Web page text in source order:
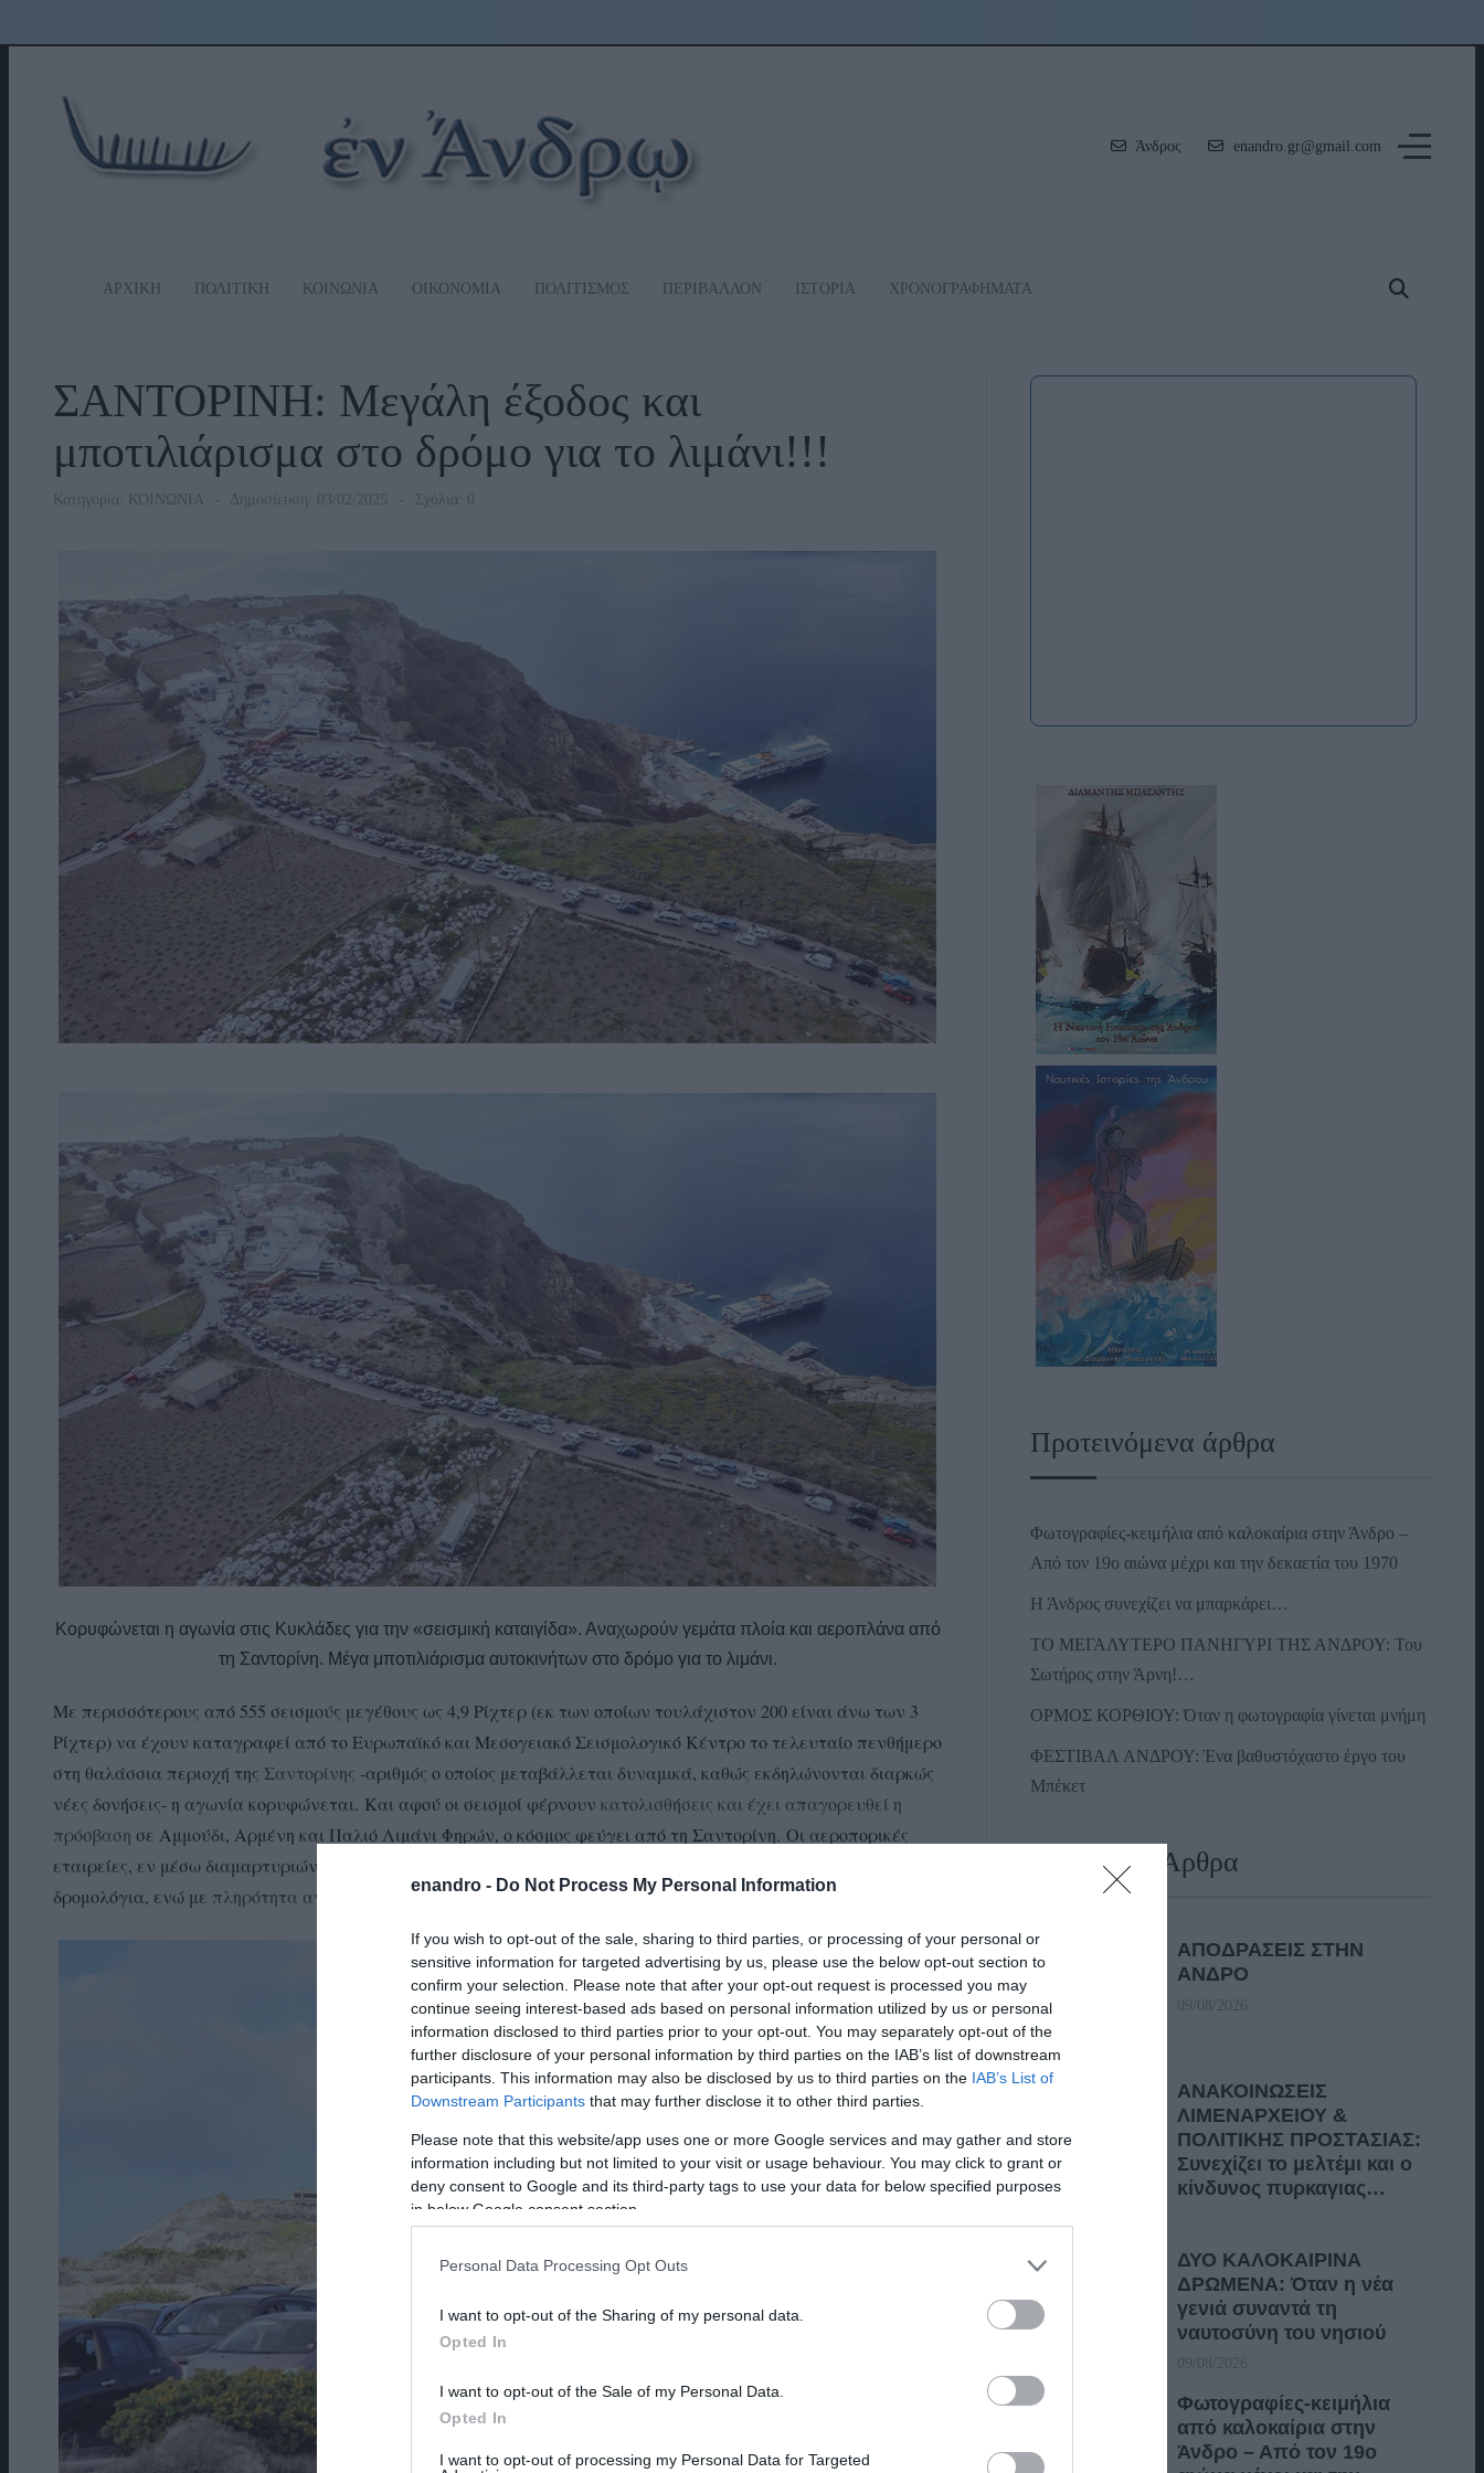
enandro - Do Not Process My Personal Information
If you wish to opt-out of the sale, sharing to third parties, or processing of your personal or
sensitive information for targeted advertising by us, please use the below opt-out section to
confirm your selection. Please note that after your opt-out request is processed you may
continue seeing interest-based ads based on personal information utilized by us or personal
information disclosed to third parties prior to your opt-out. You may separately opt-out of the
further disclosure of your personal information by third parties on the IAB’s list of downstream
participants. This information may also be disclosed by us to third parties on the IAB’s List of
Downstream Participants that may further disclose it to other third parties.
Please note that this website/app uses one or more Google services and may gather and store
information including but not limited to your visit or usage behaviour. You may click to grant or
deny consent to Google and its third-party tags to use your data for below specified purposes
in below Google consent section.
Personal Data Processing Opt Outs
I want to opt-out of the Sharing of my personal data.
Opted In
I want to opt-out of the Sale of my Personal Data.
Opted In
I want to opt-out of processing my Personal Data for Targeted
Άνδρος enandro.gr@gmail.com
ΑΡΧΙΚΗ ΠΟΛΙΤΙΚΗ ΚΟΙΝΩΝΙΑ ΟΙΚΟΝΟΜΙΑ ΠΟΛΙΤΙΣΜΟΣ ΠΕΡΙΒΑΛΛΟΝ ΙΣΤΟΡΙΑ ΧΡΟΝΟΓΡΑΦΗΜΑΤΑ
ΣΑΝΤΟΡΙΝΗ: Μεγάλη έξοδος και
μποτιλιάρισμα στο δρόμο για το λιμάνι!!!
Κατηγορία: ΚΟΙΝΩΝΙΑ Δημοσίευση: 03/02/2025 Σχόλια: 0
Κορυφώνεται η αγωνία στις Κυκλάδες για την «σεισμική καταιγίδα». Αναχωρούν γεμάτα πλοία και αεροπλάνα από
τη Σαντορίνη. Μέγα μποτιλιάρισμα αυτοκινήτων στο δρόμο για το λιμάνι.
Με περισσότερους από 555 σεισμούς μεγέθους ως 4,9 Ρίχτερ (εκ των οποίων τουλάχιστον 200 είναι άνω των 3
Ρίχτερ) να έχουν καταγραφεί από το Ευρωπαϊκό και Μεσογειακό Σεισμολογικό Κέντρο το τελευταίο πενθήμερο
στη θαλάσσια περιοχή της Σαντορίνης -αριθμός ο οποίος μεταβάλλεται δυναμικά, καθώς εκδηλώνονται διαρκώς
νέες δονήσεις- η αγωνία κορυφώνεται. Και αφού οι σεισμοί φέρνουν κατολισθήσεις και έχει απαγορευθεί η
πρόσβαση σε Αμμούδι, Αρμένη και Παλιό Λιμάνι Φηρών, ο κόσμος φεύγει από τη Σαντορίνη. Οι αεροπορικές
εταιρείες, εν μέσω διαμαρτυριών για την άνοδο των τιμών των εισιτηρίων, έχουν προγραμματίσει έκτακτα
δρομολόγια, ενώ με πληρότητα αναχωρούν και τα πλοίααπό το νησί.
Προτεινόμενα άρθρα
Φωτογραφίες-κειμήλια από καλοκαίρια στην Άνδρο –
Από τον 19ο αιώνα μέχρι και την δεκαετία του 1970
Η Άνδρος συνεχίζει να μπαρκάρει…
ΤΟ ΜΕΓΑΛΥΤΕΡΟ ΠΑΝΗΓΥΡΙ ΤΗΣ ΑΝΔΡΟΥ: Του
Σωτήρος στην Άρνη!…
ΟΡΜΟΣ ΚΟΡΘΙΟΥ: Όταν η φωτογραφία γίνεται μνήμη
ΦΕΣΤΙΒΑΛ ΑΝΔΡΟΥ: Ένα βαθυστόχαστο έργο του
Μπέκετ
Πρόσφατα Άρθρα
ΑΠΟΔΡΑΣΕΙΣ ΣΤΗΝ
ΑΝΔΡΟ
09/08/2026
ΑΝΑΚΟΙΝΩΣΕΙΣ
ΛΙΜΕΝΑΡΧΕΙΟΥ &
ΠΟΛΙΤΙΚΗΣ ΠΡΟΣΤΑΣΙΑΣ:
Συνεχίζει το μελτέμι και ο
κίνδυνος πυρκαγιας…
ΔΥΟ ΚΑΛΟΚΑΙΡΙΝΑ
ΔΡΩΜΕΝΑ: Όταν η νέα
γενιά συναντά τη
ναυτοσύνη του νησιού
09/08/2026
Φωτογραφίες-κειμήλια
από καλοκαίρια στην
Άνδρο – Από τον 19ο